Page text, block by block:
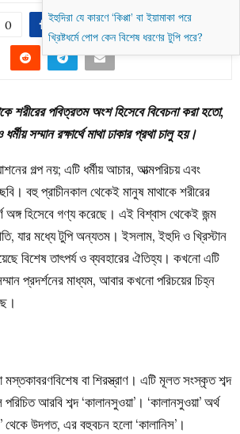
0
শরীরের পবিত্রতম অংশ হিসেবে বিবেচনা করা হতো,
সম্মান রক্ষার্থে মাথা ঢাকার প্রথা চালু হয়।
গল্প নয়; এটি ধর্মীয় আচার, আত্মপরিচয় এবং
বহু প্রাচীনকাল থেকেই মানুষ মাথাকে শরীরের
অঙ্গ হিসেবে গণ্য করেছে। এই বিশ্বাস থেকেই জন্ম
যার মধ্যে টুপি অন্যতম। ইসলাম, ইহুদি ও খ্রিস্টান
বিশেষ তাৎপর্য ও ব্যবহারের ঐতিহ্য। কখনো এটি
প্রদর্শনের মাধ্যম, আবার কখনো পরিচয়ের চিহ্ন
মস্তকাবরণবিশেষ বা শিরস্ত্রাণ। এটি মূলত সংস্কৃত শব্দ
আরবি শব্দ ‘কালানসুওয়া’। ‘কালানসুওয়া’ অর্থ
উদগত, এর বহুবচন হলো ‘কালানিস’।
ইহুদিরা যে কারণে ‘কিপ্পা’ বা ইয়ামাকা পরে
খ্রিষ্টধর্মে পোপ কেন বিশেষ ধরণের টুপি পরে?